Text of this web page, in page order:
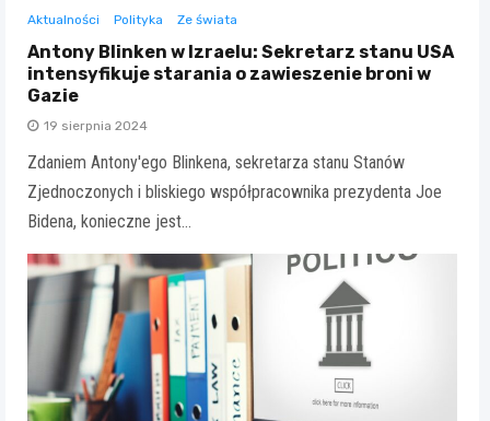
Aktualności Polityka Ze świata
Antony Blinken w Izraelu: Sekretarz stanu USA
intensyfikuje starania o zawieszenie broni w
Gazie
19 sierpnia 2024
Zdaniem Antony'ego Blinkena, sekretarza stanu Stanów
Zjednoczonych i bliskiego współpracownika prezydenta Joe
Bidena, konieczne jest…